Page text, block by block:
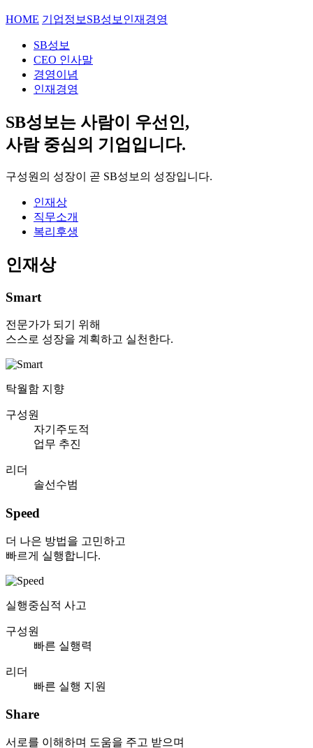
HOME 기업정보 SB성보 인재경영
SB성보
CEO 인사말
경영이념
인재경영
SB성보는 사람이 우선인,
사람 중심의 기업입니다.
구성원의 성장이 곧 SB성보의 성장입니다.
인재상
직무소개
복리후생
인재상
Smart
전문가가 되기 위해
스스로 성장을 계획하고 실천한다.
탁월함 지향
구성원
자기주도적
업무 추진
리더
솔선수범
Speed
더 나은 방법을 고민하고
빠르게 실행합니다.
실행중심적 사고
구성원
빠른 실행력
리더
빠른 실행 지원
Share
서로를 이해하며 도움을 주고 받으며